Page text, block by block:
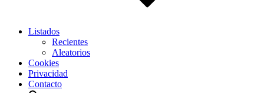
Listados
Recientes
Aleatorios
Cookies
Privacidad
Contacto